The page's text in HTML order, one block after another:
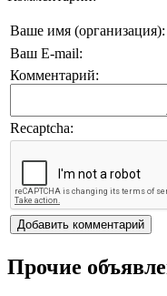
Ваше имя (организация):
Ваш E-mail:
Комментарий:
Recaptcha:
Прочие